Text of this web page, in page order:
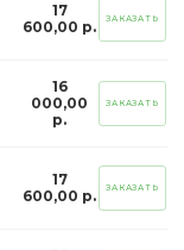
17
600,00 р.
ЗАКАЗАТЬ
16
000,00
р.
ЗАКАЗАТЬ
17
600,00 р.
ЗАКАЗАТЬ